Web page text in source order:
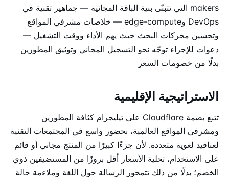
makers التي تتبنّى بنية الباقة المجانية — جماهير تقنية في
DevOps وedge-compute — خلاصات مشرفي المواقع
وتحسين محركات البحث حيث يهم الأداء ووقت التشغيل —
دعوات للإجراء توجّه نحو التسجيل المجاني وتوثيق المطورين
بدلًا من خصومات السعر
الاستراتيجية الإقليمية
تتبع بصمة Cloudflare على تيليجرام كثافة المطورين
ومشرفي المواقع العالمية، بحضور واسع في المجتمعات التقنية
لعناقيد لغوية متعددة. لأن جزءًا كبيرًا من المنتج مجاني أو قائم
على الاستخدام، تحلية الأسعار أقل بروزًا من المستضيفين ذوي
الخصم؛ بدلًا من ذلك تتمحور الرسالة حول اللغة وملاءمة حالة